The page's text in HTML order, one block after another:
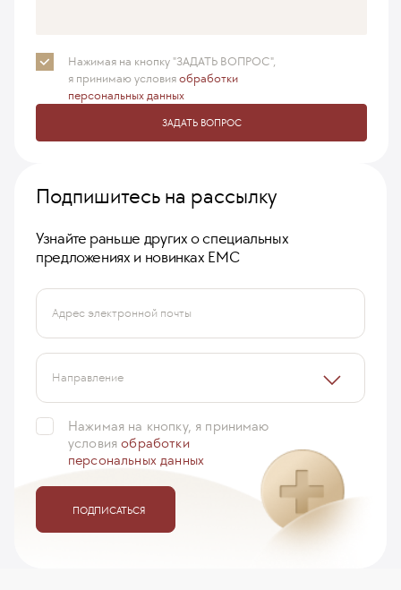
Нажимая на кнопку "ЗАДАТЬ ВОПРОС",
я принимаюусловияобработки
персональных данных
ЗАДАТЬ ВОПРОС
Подпишитесь на рассылку
Узнайте раньше других о специальных
предложениях и новинках ЕМС
Адрес электронной почты
Направление
Нажимая на кнопку, я принимаю
условияобработки
персональных данных
ПОДПИСАТЬСЯ